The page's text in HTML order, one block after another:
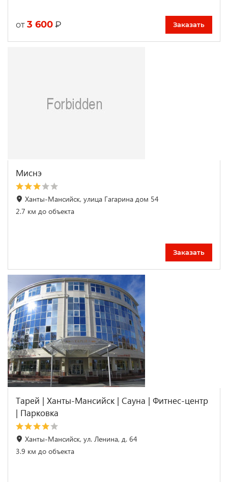
от 3 600 ₽ Заказать
Миснэ
Ханты-Мансийск, улица Гагарина дом 54
2.7 км до объекта
Заказать
Тарей | Ханты-Мансийск | Сауна | Фитнес-центр
| Парковка
Ханты-Мансийск, ул. Ленина, д. 64
3.9 км до объекта